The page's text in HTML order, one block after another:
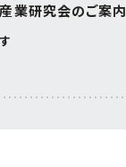
ター
産業研究会のご案内